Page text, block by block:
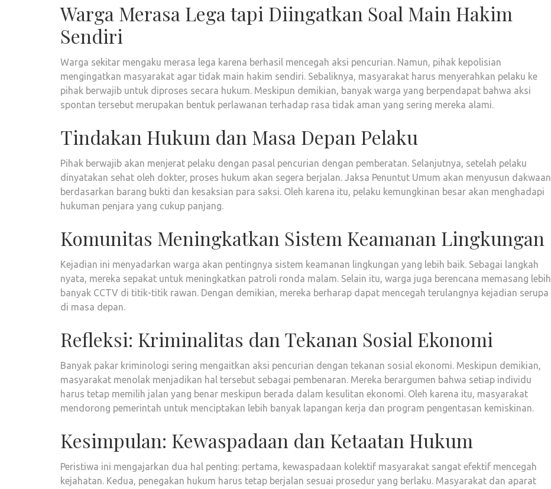
Warga Merasa Lega tapi Diingatkan Soal Main Hakim
Sendiri
Warga sekitar mengaku merasa lega karena berhasil mencegah aksi pencurian. Namun, pihak kepolisian
mengingatkan masyarakat agar tidak main hakim sendiri. Sebaliknya, masyarakat harus menyerahkan pelaku ke
pihak berwajib untuk diproses secara hukum. Meskipun demikian, banyak warga yang berpendapat bahwa aksi
spontan tersebut merupakan bentuk perlawanan terhadap rasa tidak aman yang sering mereka alami.
Tindakan Hukum dan Masa Depan Pelaku
Pihak berwajib akan menjerat pelaku dengan pasal pencurian dengan pemberatan. Selanjutnya, setelah pelaku
dinyatakan sehat oleh dokter, proses hukum akan segera berjalan. Jaksa Penuntut Umum akan menyusun dakwaan
berdasarkan barang bukti dan kesaksian para saksi. Oleh karena itu, pelaku kemungkinan besar akan menghadapi
hukuman penjara yang cukup panjang.
Komunitas Meningkatkan Sistem Keamanan Lingkungan
Kejadian ini menyadarkan warga akan pentingnya sistem keamanan lingkungan yang lebih baik. Sebagai langkah
nyata, mereka sepakat untuk meningkatkan patroli ronda malam. Selain itu, warga juga berencana memasang lebih
banyak CCTV di titik-titik rawan. Dengan demikian, mereka berharap dapat mencegah terulangnya kejadian serupa
di masa depan.
Refleksi: Kriminalitas dan Tekanan Sosial Ekonomi
Banyak pakar kriminologi sering mengaitkan aksi pencurian dengan tekanan sosial ekonomi. Meskipun demikian,
masyarakat menolak menjadikan hal tersebut sebagai pembenaran. Mereka berargumen bahwa setiap individu
harus tetap memilih jalan yang benar meskipun berada dalam kesulitan ekonomi. Oleh karena itu, masyarakat
mendorong pemerintah untuk menciptakan lebih banyak lapangan kerja dan program pengentasan kemiskinan.
Kesimpulan: Kewaspadaan dan Ketaatan Hukum
Peristiwa ini mengajarkan dua hal penting: pertama, kewaspadaan kolektif masyarakat sangat efektif mencegah
kejahatan. Kedua, penegakan hukum harus tetap berjalan sesuai prosedur yang berlaku. Masyarakat dan aparat